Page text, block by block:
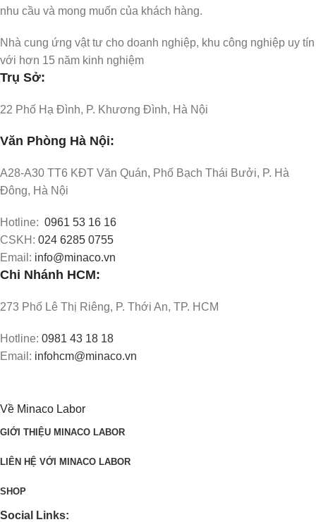
nhu cầu và mong muốn của khách hàng.
Nhà cung ứng vật tư cho doanh nghiệp, khu công nghiệp uy tín
với hơn 15 năm kinh nghiệm
Trụ Sở:
22 Phố Hạ Đình, P. Khương Đình, Hà Nội
Văn Phòng Hà Nội:
A28-A30 TT6 KĐT Văn Quán, Phố Bạch Thái Bưởi, P. Hà
Đông, Hà Nội
Hotline: 0961 53 16 16
CSKH: 024 6285 0755
Email: info@minaco.vn
Chi Nhánh HCM:
273 Phố Lê Thị Riêng, P. Thới An, TP. HCM
Hotline: 0981 43 18 18
Email: infohcm@minaco.vn
Về Minaco Labor
GIỚI THIỆU MINACO LABOR
LIÊN HỆ VỚI MINACO LABOR
SHOP
Social Links: